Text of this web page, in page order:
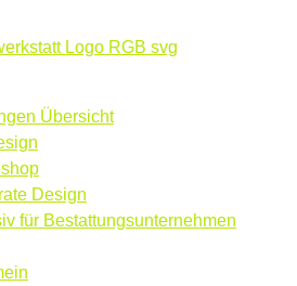
Übersicht
Design
für Bestattungsunternehmen